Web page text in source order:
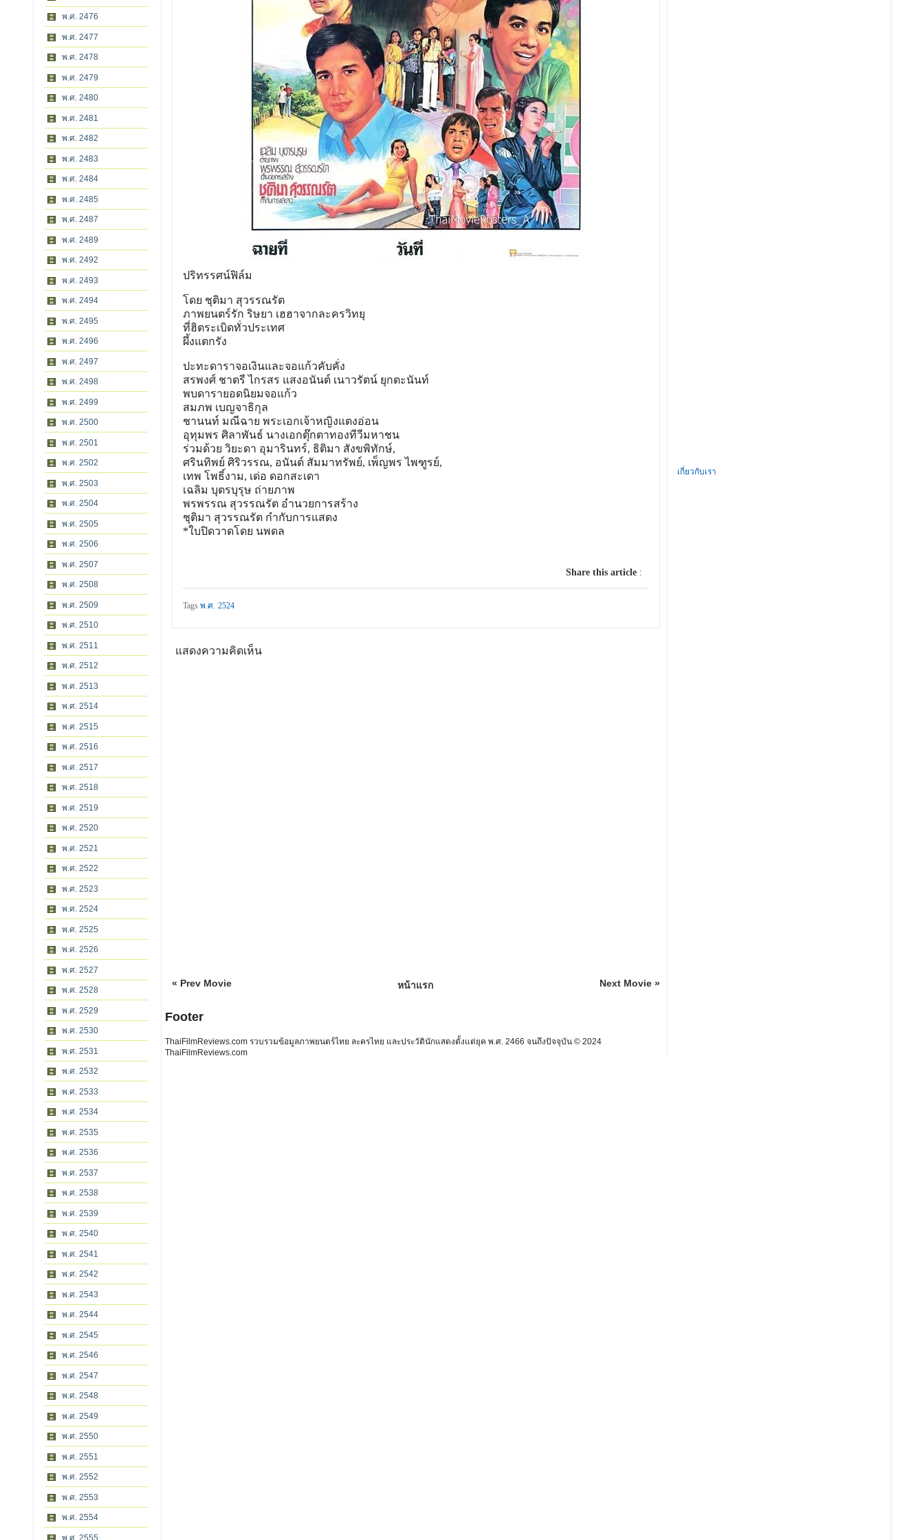
พ.ศ. 2476
พ.ศ. 2477
พ.ศ. 2478
พ.ศ. 2479
พ.ศ. 2480
พ.ศ. 2481
พ.ศ. 2482
พ.ศ. 2483
พ.ศ. 2484
พ.ศ. 2485
พ.ศ. 2487
พ.ศ. 2489
พ.ศ. 2492
พ.ศ. 2493
พ.ศ. 2494
พ.ศ. 2495
พ.ศ. 2496
พ.ศ. 2497
พ.ศ. 2498
พ.ศ. 2499
พ.ศ. 2500
พ.ศ. 2501
พ.ศ. 2502
พ.ศ. 2503
พ.ศ. 2504
พ.ศ. 2505
พ.ศ. 2506
พ.ศ. 2507
พ.ศ. 2508
พ.ศ. 2509
พ.ศ. 2510
พ.ศ. 2511
พ.ศ. 2512
พ.ศ. 2513
พ.ศ. 2514
พ.ศ. 2515
พ.ศ. 2516
พ.ศ. 2517
พ.ศ. 2518
พ.ศ. 2519
พ.ศ. 2520
พ.ศ. 2521
พ.ศ. 2522
พ.ศ. 2523
พ.ศ. 2524
พ.ศ. 2525
พ.ศ. 2526
พ.ศ. 2527
พ.ศ. 2528
พ.ศ. 2529
พ.ศ. 2530
พ.ศ. 2531
พ.ศ. 2532
พ.ศ. 2533
พ.ศ. 2534
พ.ศ. 2535
พ.ศ. 2536
พ.ศ. 2537
พ.ศ. 2538
พ.ศ. 2539
พ.ศ. 2540
พ.ศ. 2541
พ.ศ. 2542
พ.ศ. 2543
พ.ศ. 2544
พ.ศ. 2545
พ.ศ. 2546
พ.ศ. 2547
พ.ศ. 2548
พ.ศ. 2549
พ.ศ. 2550
พ.ศ. 2551
พ.ศ. 2552
พ.ศ. 2553
พ.ศ. 2554
พ.ศ. 2555
ปริทรรศน์ฟิล์ม
โดย ชุติมา สุวรรณรัต
ภาพยนตร์รัก ริษยา เฮฮาจากละครวิทยุ
ที่ฮิตระเบิดทั่วประเทศ
ผึ้งแตกรัง
ปะทะดาราจอเงินและจอแก้วคับคั่ง
สรพงศ์ ชาตรี ไกรสร แสงอนันต์ เนาวรัตน์ ยุกตะนันท์
พบดารายอดนิยมจอแก้ว
สมภพ เบญจาธิกุล
ชานนท์ มณีฉาย พระเอกเจ้าหญิงแตงอ่อน
อุทุมพร ศิลาพันธ์ นางเอกตุ๊กตาทองทีวีมหาชน
ร่วมด้วย วิยะดา อุมารินทร์, ธิติมา สังขพิทักษ์,
ศรินทิพย์ ศิริวรรณ, อนันต์ สัมมาทรัพย์, เพ็ญพร ไพฑูรย์,
เทพ โพธิ์งาม, เด่อ ดอกสะเดา
เฉลิม บุตรบุรุษ ถ่ายภาพ
พรพรรณ สุวรรณรัต อำนวยการสร้าง
ชุติมา สุวรรณรัต กำกับการแสดง
*ใบปิดวาดโดย นพดล
Share this article:
Tagsพ.ศ. 2524
แสดงความคิดเห็น
« Prev Movie Next Movie »
หน้าแรก
Footer
ThaiFilmReviews.com รวบรวมข้อมูลภาพยนตร์ไทย ละครไทย และประวัตินักแสดงตั้งแต่ยุค พ.ศ. 2466 จนถึงปัจจุบัน © 2024
ThaiFilmReviews.com
เกี่ยวกับเรา